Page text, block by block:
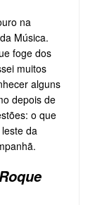
na
Música.
foge dos
muitos
alguns
depois de
o que
da